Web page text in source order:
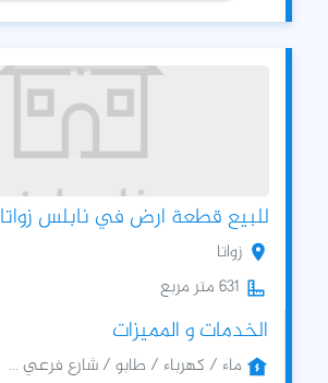
للبيع قطعة ارض في نابلس زواتا 631 متر مربع
زواتا
631 متر مربع
الخدمات و المميزات
ماء / كهرباء / طابو / شارع فرعي ...